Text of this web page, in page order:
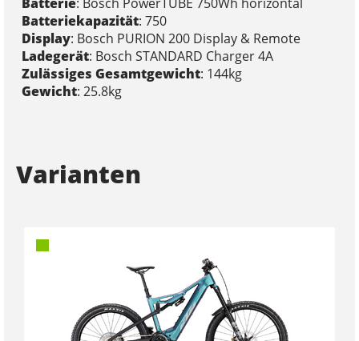
Batteriekapazität: 750
Display: Bosch PURION 200 Display & Remote
Ladegerät: Bosch STANDARD Charger 4A
Zulässiges Gesamtgewicht: 144kg
Gewicht: 25.8kg
Varianten